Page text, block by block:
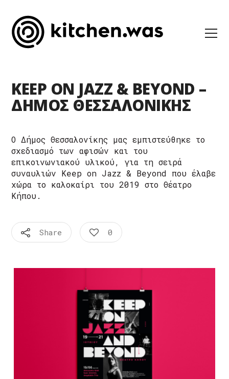
KEEP ON JAZZ & BEYOND –
ΔΗΜΟΣ ΘΕΣΣΑΛΟΝΙΚΗΣ
Ο Δήμος Θεσσαλονίκης μας εμπιστεύθηκε το
σχεδιασμό των αφισών και του
επικοινωνιακού υλικού, για τη σειρά
συναυλιών Keep on Jazz & Beyond που έλαβε
χώρα το καλοκαίρι του 2019 στο Θέατρο
Κήπου.
Share 0